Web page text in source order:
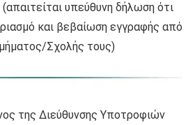
υπεύθυνη δήλωση ότι
και βεβαίωση εγγραφής από
Σχολής τους)
της Διεύθυνσης Υποτροφιών